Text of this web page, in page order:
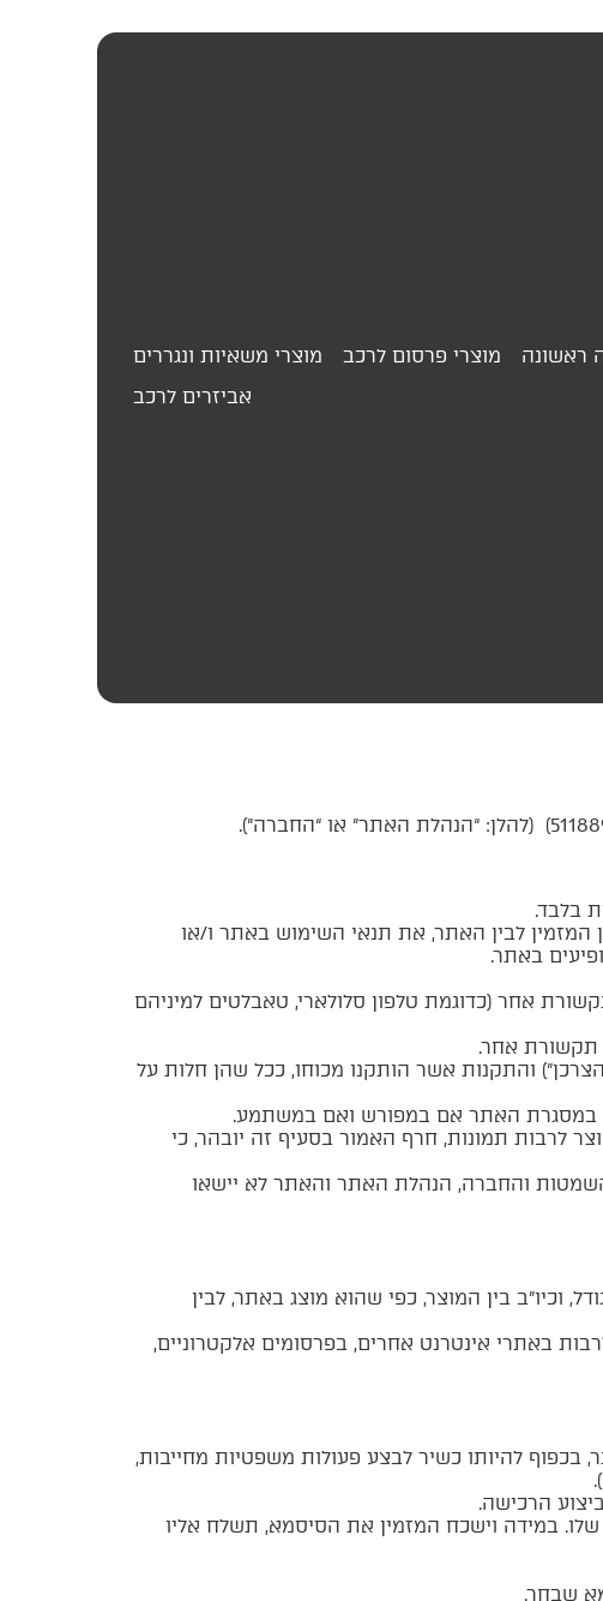
ראשונה מוצרי פרסום לרכב
מוצרי משאיות ונגררים
אביזרים לרכב
בלבד.
לבין האתר, את תנאי השימוש באתר ו/או
באתר.
אחר (כדוגמת טלפון סלולארי, טאבלטים למיניהם
תקשורת אחר.
חוק הגנת הצרכן, התשמ”א-1981 (להלן: “חוק הגנת הצרכן”) והתקנות אשר הותקנו מכוחו, ככל שהן חלות על
במסגרת האתר אם במפורש ואם במשתמע.
לרבות תמונות, חרף האמור בסעיף זה יובהר, כי
השמטות והחברה, הנהלת האתר והאתר לא יישאו
וכיו”ב בין המוצר, כפי שהוא מוצג באתר, לבין
באתרי אינטרנט אחרים, בפרסומים אלקטרוניים,
להיותו כשיר לבצע פעולות משפטיות מחייבות,
הרכישה.
במידה וישכח המזמין את הסיסמא, תשלח אליו
שבחר.